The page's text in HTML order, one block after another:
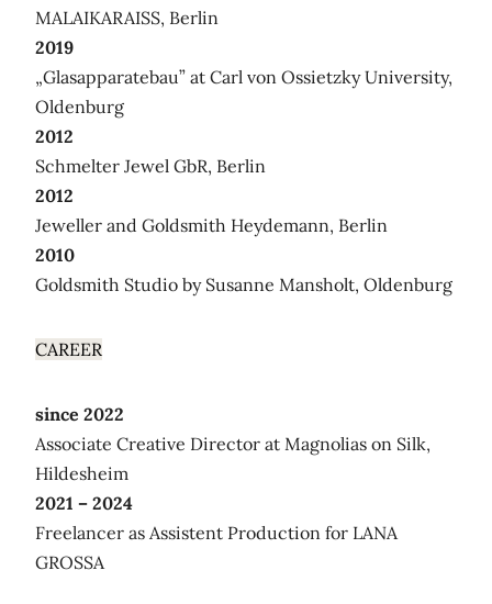
MALAIKARAISS, Berlin
2019
„Glasapparatebau” at Carl von Ossietzky University,
Oldenburg
2012
Schmelter Jewel GbR, Berlin
2012
Jeweller and Goldsmith Heydemann, Berlin
2010
Goldsmith Studio by Susanne Mansholt, Oldenburg
CAREER
since 2022
Associate Creative Director at Magnolias on Silk,
Hildesheim
2021 – 2024
Freelancer as Assistent Production for LANA
GROSSA